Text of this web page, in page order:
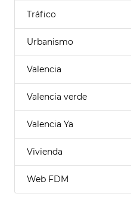
Tráfico
Urbanismo
Valencia
Valencia verde
Valencia Ya
Vivienda
Web FDM